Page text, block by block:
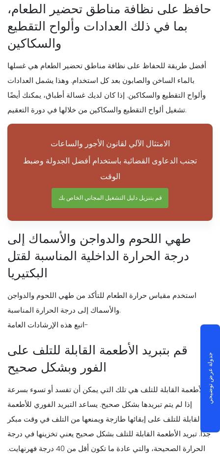
حافظ على نظافة مناطق تحضير الطعام،
بما في ذلك العدادات وألواح التقطيع
والسكاكين
أفضل طريقة للحفاظ على نظافة مناطق تحضير الطعام هي غسلها
بالماء الساخن والصابون بعد كل استخدام. وهذا يشمل العدادات
وألواح التقطيع والسكاكين. إذا كان لديك غسالة أطباق، يمكنك أيضًا
تشغيل ألواح التقطيع والسكاكين من خلالها في دورة التعقيم.
الامتثال الآلي لقانون الأجور والساعات
تجنب الدعاوى القضائية باستخدام أفضل الجدولة وضبط
الوقت
قم بتنزيل دليل التشغيل المجاني الخاص بك
طهي اللحوم والدواجن والأسماك إلى
درجة الحرارة الداخلية المناسبة لقتل
البكتيريا
استخدم مقياس حرارة الطعام للتأكد من طهي اللحوم والدواجن
والأسماك إلى درجة الحرارة المناسبة.
اتبع هذه الإرشادات العامة-
قم بتبريد الأطعمة القابلة للتلف على
الفور وبشكل صحيح
الأطعمة القابلة للتلف هي تلك التي يمكن أن تفسد أو تسوء بسرعة
إذا لم يتم تبريدها بشكل صحيح. يساعد التبريد الفوري للأطعمة
القابلة للتلف على إبقائها طازجة ويمنعها من التلف في وقت مبكر
جدًا. تبريد الأطعمة القابلة للتلف بشكل صحيح يعني تخزينها في درجة
الحرارة الصحيحة، والتي عادة ما تكون أقل من 40 درجة فهرنهايت.
جدولة عرض توضيحي